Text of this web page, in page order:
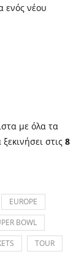
ενός νέου
με όλα τα
στις 8
EUROPE
BOWL
TOUR